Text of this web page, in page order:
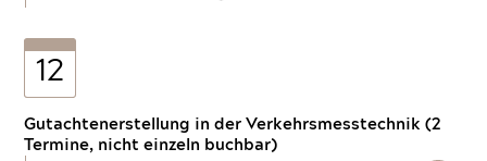
12
Gutachtenerstellung in der Verkehrsmesstechnik (2
Termine, nicht einzeln buchbar)